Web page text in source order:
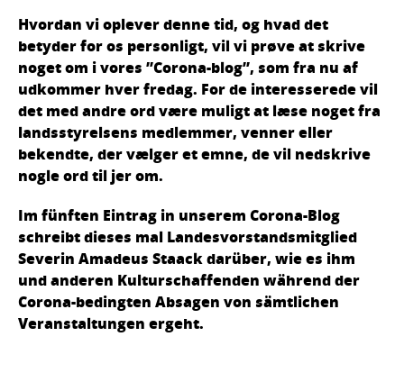
Hvordan vi oplever denne tid, og hvad det
betyder for os personligt, vil vi prøve at skrive
noget om i vores ”Corona-blog”, som fra nu af
udkommer hver fredag. For de interesserede vil
det med andre ord være muligt at læse noget fra
landsstyrelsens medlemmer, venner eller
bekendte, der vælger et emne, de vil nedskrive
nogle ord til jer om.
Im fünften Eintrag in unserem Corona-Blog
schreibt dieses mal Landesvorstandsmitglied
Severin Amadeus Staack darüber, wie es ihm
und anderen Kulturschaffenden während der
Corona-bedingten Absagen von sämtlichen
Veranstaltungen ergeht.